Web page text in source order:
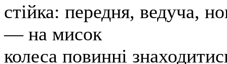
стійка: передня, ведуча,
— на мисок
колеса повинні